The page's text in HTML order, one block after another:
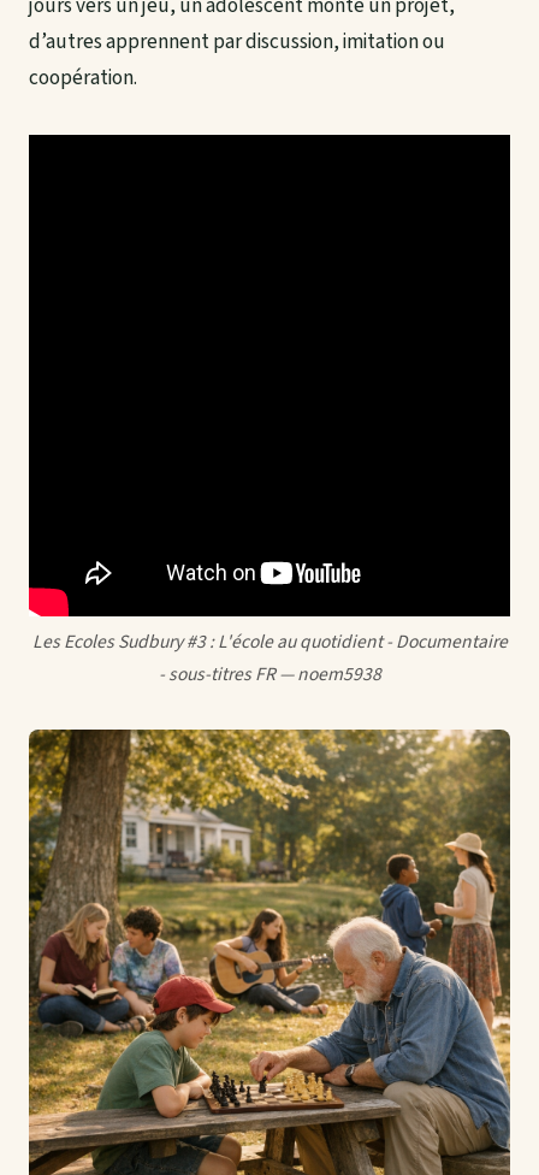
d’autres apprennent par discussion, imitation ou
coopération.
Les Ecoles Sudbury #3 : L'école au quotidient - Documentaire
- sous-titres FR — noem5938